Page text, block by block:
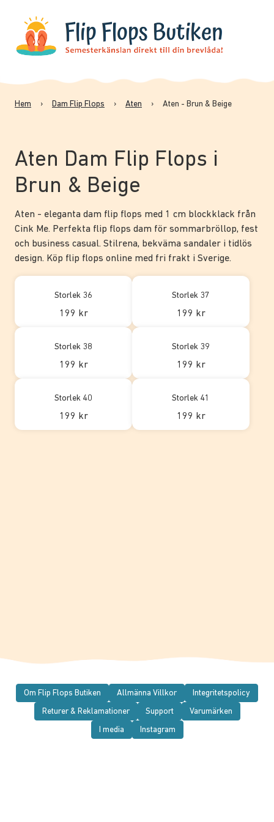
Hem › Dam Flip Flops › Aten › Aten - Brun & Beige
Aten Dam Flip Flops i
Brun & Beige
Aten - eleganta dam flip flops med 1 cm blockklack från
Cink Me. Perfekta flip flops dam för sommarbröllop, fest
och business casual. Stilrena, bekväma sandaler i tidlös
design. Köp flip flops online med fri frakt i Sverige.
Storlek 36
199 kr
Storlek 37
199 kr
Storlek 38
199 kr
Storlek 39
199 kr
Storlek 40
199 kr
Storlek 41
199 kr
Om Flip Flops Butiken Allmänna Villkor
Integritetspolicy
Returer & Reklamationer
Support
Varumärken
I media
Instagram